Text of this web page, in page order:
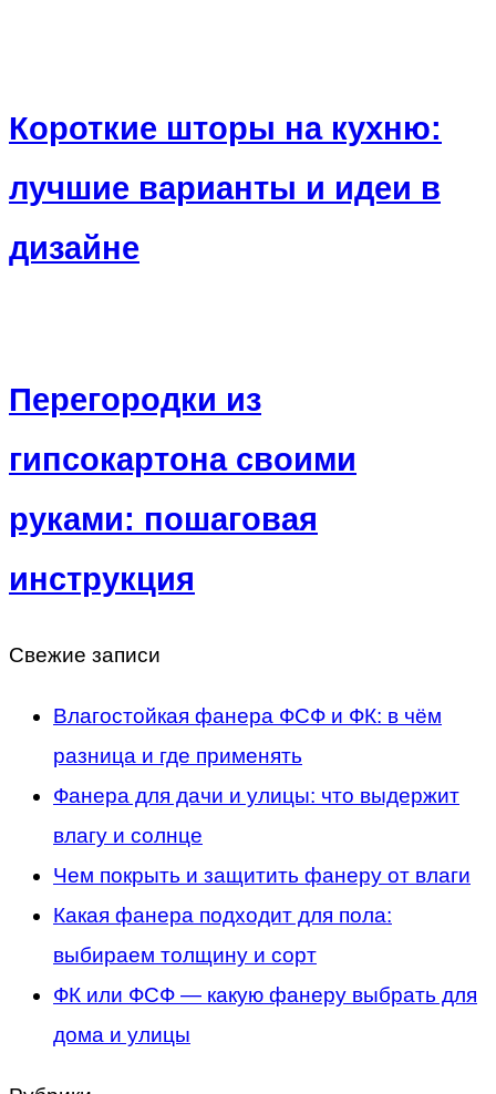
Короткие шторы на кухню:
лучшие варианты и идеи в
дизайне
Перегородки из
гипсокартона своими
руками: пошаговая
инструкция
Свежие записи
Влагостойкая фанера ФСФ и ФК: в чём
разница и где применять
Фанера для дачи и улицы: что выдержит
влагу и солнце
Чем покрыть и защитить фанеру от влаги
Какая фанера подходит для пола:
выбираем толщину и сорт
ФК или ФСФ — какую фанеру выбрать для
дома и улицы